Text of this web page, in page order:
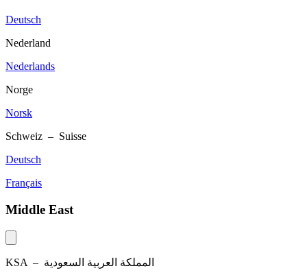
Deutsch
Nederland
Nederlands
Norge
Norsk
Schweiz – Suisse
Deutsch
Français
Middle East
KSA – المملكة العربية السعودية